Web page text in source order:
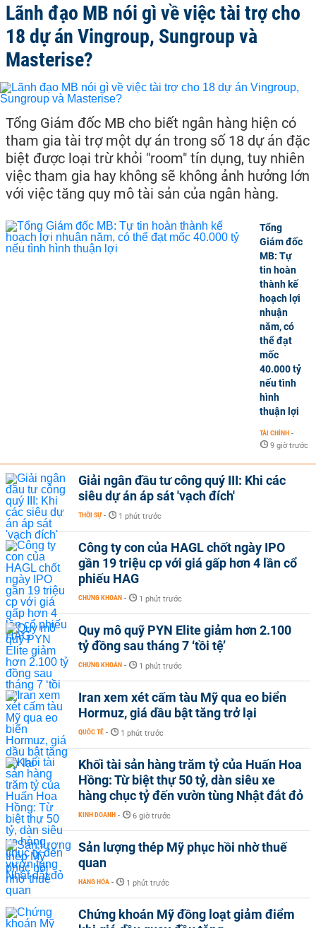
Lãnh đạo MB nói gì về việc tài trợ cho
18 dự án Vingroup, Sungroup và
Masterise?
Tổng Giám đốc MB cho biết ngân hàng hiện có
tham gia tài trợ một dự án trong số 18 dự án đặc
biệt được loại trừ khỏi "room" tín dụng, tuy nhiên
việc tham gia hay không sẽ không ảnh hưởng lớn
với việc tăng quy mô tài sản của ngân hàng.
Tổng
Giám đốc
MB: Tự
tin hoàn
thành kế
hoạch lợi
nhuận
năm, có
thể đạt
mốc
40.000 tỷ
nếu tình
hình
thuận lợi
TÀI CHÍNH -
9 giờ trước
Giải ngân đầu tư công quý III: Khi các
siêu dự án áp sát 'vạch đích'
THỜI SỰ - 1 phút trước
Công ty con của HAGL chốt ngày IPO
gần 19 triệu cp với giá gấp hơn 4 lần cổ
phiếu HAG
CHỨNG KHOÁN - 1 phút trước
Quy mô quỹ PYN Elite giảm hơn 2.100
tỷ đồng sau tháng 7 ‘tồi tệ’
CHỨNG KHOÁN - 1 phút trước
Iran xem xét cấm tàu Mỹ qua eo biển
Hormuz, giá dầu bật tăng trở lại
QUỐC TẾ - 1 phút trước
Khối tài sản hàng trăm tỷ của Huấn Hoa
Hồng: Từ biệt thự 50 tỷ, dàn siêu xe
hàng chục tỷ đến vườn tùng Nhật đắt đỏ
KINH DOANH - 6 giờ trước
Sản lượng thép Mỹ phục hồi nhờ thuế
quan
HÀNG HÓA - 1 phút trước
Chứng khoán Mỹ đồng loạt giảm điểm